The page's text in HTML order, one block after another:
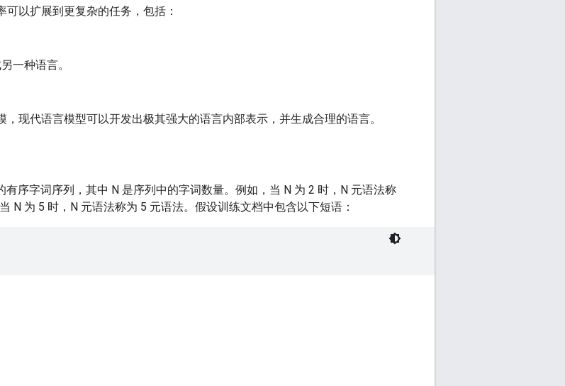
以扩展到更复杂的任务，包括：
一种语言。
现代语言模型可以开发出极其强大的语言内部表示，并生成合理的语言。
有序字词序列，其中 N 是序列中的字词数量。例如，当 N 为 2 时，N 元语法称
N 为 5 时，N 元语法称为 5 元语法。假设训练文档中包含以下短语：